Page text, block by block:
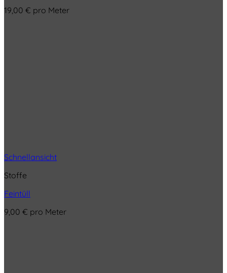
19,00 € pro Meter
Schnellansicht
Stoffe
Feintüll
9,00 € pro Meter